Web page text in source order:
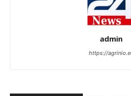
admin
https://